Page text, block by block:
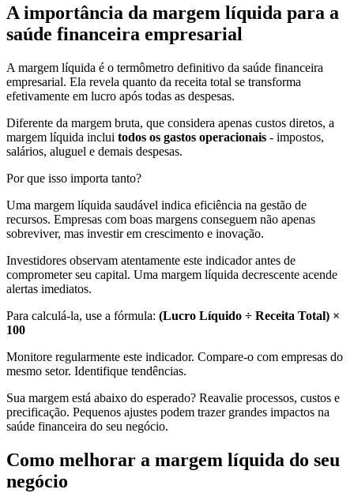
A importância da margem líquida para a
saúde financeira empresarial
A margem líquida é o termômetro definitivo da saúde financeira
empresarial. Ela revela quanto da receita total se transforma
efetivamente em lucro após todas as despesas.
Diferente da margem bruta, que considera apenas custos diretos, a
margem líquida inclui todos os gastos operacionais - impostos,
salários, aluguel e demais despesas.
Por que isso importa tanto?
Uma margem líquida saudável indica eficiência na gestão de
recursos. Empresas com boas margens conseguem não apenas
sobreviver, mas investir em crescimento e inovação.
Investidores observam atentamente este indicador antes de
comprometer seu capital. Uma margem líquida decrescente acende
alertas imediatos.
Para calculá-la, use a fórmula: (Lucro Líquido ÷ Receita Total) ×
100
Monitore regularmente este indicador. Compare-o com empresas do
mesmo setor. Identifique tendências.
Sua margem está abaixo do esperado? Reavalie processos, custos e
precificação. Pequenos ajustes podem trazer grandes impactos na
saúde financeira do seu negócio.
Como melhorar a margem líquida do seu
negócio